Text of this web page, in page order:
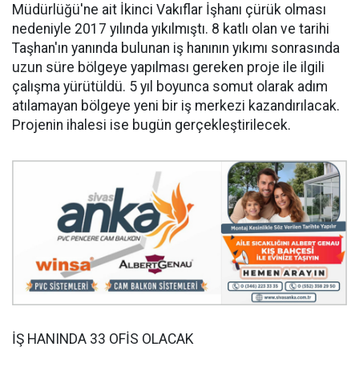
Müdürlüğü'ne ait İkinci Vakıflar İşhanı çürük olması
nedeniyle 2017 yılında yıkılmıştı. 8 katlı olan ve tarihi
Taşhan'ın yanında bulunan iş hanının yıkımı sonrasında
uzun süre bölgeye yapılması gereken proje ile ilgili
çalışma yürütüldü. 5 yıl boyunca somut olarak adım
atılamayan bölgeye yeni bir iş merkezi kazandırılacak.
Projenin ihalesi ise bugün gerçekleştirilecek.
İŞ HANINDA 33 OFİS OLACAK